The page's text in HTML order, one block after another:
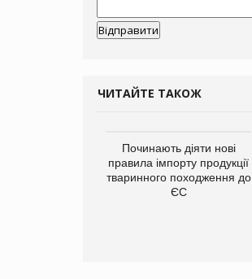
ЧИТАЙТЕ ТАКОЖ
Починають діяти нові
правила імпорту продукції
тваринного походження до
ЄС